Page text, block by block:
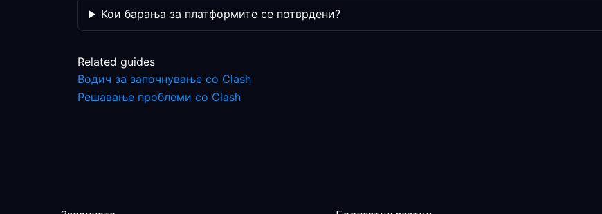
Кои барања за платформите се потврдени?
Related guides
Водич за започнување со Clash
Решавање проблеми со Clash